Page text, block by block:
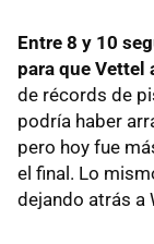
Entre 8 y 10
para que Vettel
de récords de
podría haber
pero hoy fue
el final. Lo
dejando atrás a